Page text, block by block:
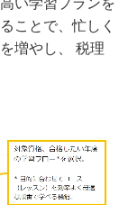
ことで、忙しく
増やし、 税理